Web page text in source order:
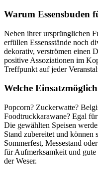
Warum Essensbuden
Neben ihrer ursprünglichen
erfüllen Essensstände noch
dekorativ, verströmen einen
positive Assoziationen im
Treffpunkt auf jeder
Welche
Popcorn? Zuckerwatte?
Foodtruckkarawane? Egal
Die gewählten Speisen
Stand zubereitet und
Sommerfest, Messestand
für Aufmerksamkeit und
der Weser.